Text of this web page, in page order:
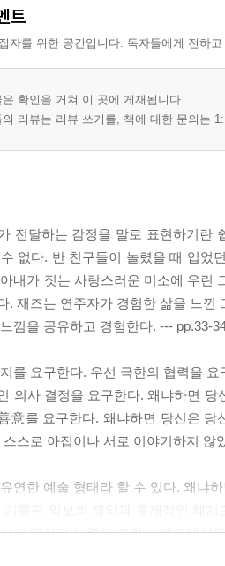
트
자를 위한 공간입니다. 독자들에게 전하
은 확인을 거쳐 이 곳에 게재됩니다.
의 리뷰는 리뷰 쓰기를, 책에 대한 문의는
전달하는 감정을 말로 표현하기란
없다. 반 친구들이 놀렸을 때 입었
내가 짓는 사랑스러운 미소에 우린
. 재즈는 연주자가 경험한 삶을 느
낌을 공유하고 경험한다. --- pp.33-
를 요구한다. 우선 극한의 협력을
의사 결정을 요구한다. 왜냐하면
意를 요구한다. 왜냐하면 당신은
스스로 아집이나 서로 이야기하지
연한 예술 형태라 할 수 있다. 왜냐
의 열정과 능력의 크기는 밴드에서